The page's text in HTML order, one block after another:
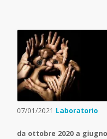
07/01/2021 Laboratorio
da ottobre 2020 a